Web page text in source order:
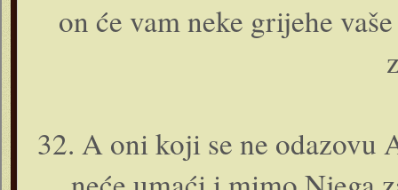
o­n će vam neke grijehe
32. A o­ni koji se ne